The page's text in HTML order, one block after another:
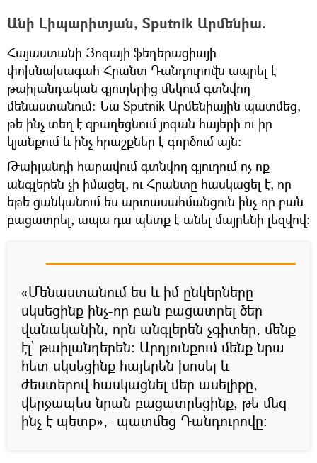
Անի Լիպարիտյան, Sputnik Արմենիա.
Հայաստանի Յոգայի ֆեդերացիայի
փոխնախագահ Հրանտ Դանդուրովն ապրել է
թաիլանդական գյուղերից մեկում գտնվող
մենաստանում։ Նա Sputnik Արմենիային պատմեց,
թե ինչ տեղ է զբաղեցնում յոգան հայերի ու իր
կյանքում և ինչ հրաշքներ է գործում այն։
Թաիլանդի հարավում գտնվող գյուղում ոչ ոք
անգլերեն չի իմացել, ու Հրանտը հասկացել է, որ
եթե ցանկանում ես արտասահմանցուն ինչ-որ բան
բացատրել, ապա դա պետք է անել մայրենի լեզվով։
«Մենաստանում ես և իմ ընկերները
սկսեցինք ինչ-որ բան բացատրել ծեր
վանականին, որն անգլերեն չգիտեր, մենք
էլ` թաիլանդերեն։ Արդյունքում մենք նրա
հետ սկսեցինք հայերեն խոսել և
ժեստերով հասկացնել մեր ասելիքը,
վերջապես նրան բացատրեցինք, թե մեզ
ինչ է պետք»,- պատմեց Դանդուրովը։